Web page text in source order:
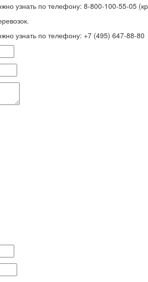
узнать по телефону: 8-800-100-55-05
узнать по телефону: +7 (495) 647-88-80